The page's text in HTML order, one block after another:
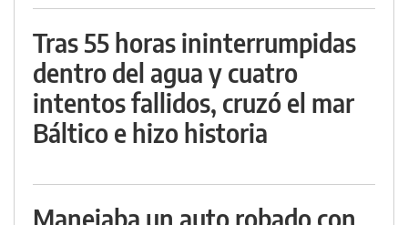
Tras 55 horas ininterrumpidas
dentro del agua y cuatro
intentos fallidos, cruzó el mar
Báltico e hizo historia
Manejaba un auto robado con